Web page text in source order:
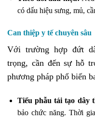
có dấu hiệu sưng, mủ,
Can thiệp y tế chuyên sâu
Với trường hợp đứt
trọng, cần đến sự hỗ
phương pháp phổ biến
Tiểu phẫu tái tạo dây
bảo chức năng. Thời